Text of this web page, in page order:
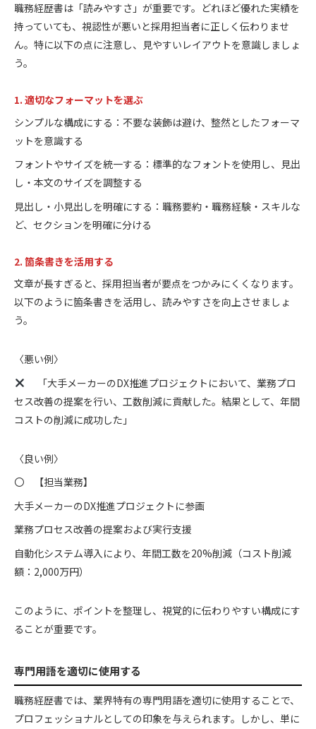
職務経歴書は「読みやすさ」が重要です。どれほど優れた実績を
持っていても、視認性が悪いと採用担当者に正しく伝わりませ
ん。特に以下の点に注意し、見やすいレイアウトを意識しましょ
う。
1. 適切なフォーマットを選ぶ
シンプルな構成にする：不要な装飾は避け、整然としたフォーマ
ットを意識する
フォントやサイズを統一する：標準的なフォントを使用し、見出
し・本文のサイズを調整する
見出し・小見出しを明確にする：職務要約・職務経験・スキルな
ど、セクションを明確に分ける
2. 箇条書きを活用する
文章が長すぎると、採用担当者が要点をつかみにくくなります。
以下のように箇条書きを活用し、読みやすさを向上させましょ
う。
〈悪い例〉
「大手メーカーのDX推進プロジェクトにおいて、業務プロ
セス改善の提案を行い、工数削減に貢献した。結果として、年間
コストの削減に成功した」
〈良い例〉
〇 【担当業務】
大手メーカーのDX推進プロジェクトに参画
業務プロセス改善の提案および実行支援
自動化システム導入により、年間工数を20%削減（コスト削減
額：2,000万円）
このように、ポイントを整理し、視覚的に伝わりやすい構成にす
ることが重要です。
専門用語を適切に使用する
職務経歴書では、業界特有の専門用語を適切に使用することで、
プロフェッショナルとしての印象を与えられます。しかし、単に